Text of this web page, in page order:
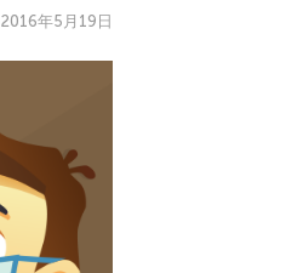
2016年5月19日